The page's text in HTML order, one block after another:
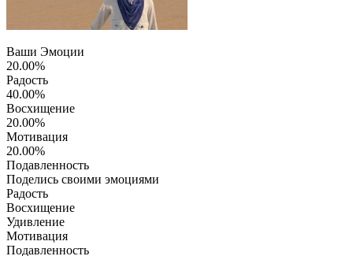
Ваши Эмоции
20.00%
Радость
40.00%
Восхищение
20.00%
Мотивация
20.00%
Подавленность
Поделись своими эмоциями
Радость
Восхищение
Удивление
Мотивация
Подавленность